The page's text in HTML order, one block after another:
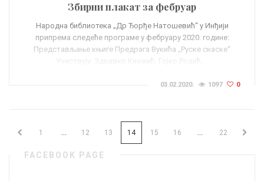
Збирни плакат за фебруар
Народна библиотека „Др Ђорђе Натошевић“ у Инђији
припрема следеће програме у фебруару 2020. године:
Представљање књиге Предрага Вукића „Руске скаске“
Учествују: Здравко Кнежић, Гојко Родић,…
03.02.2020. 1097 0
1 ... 12 13 14 15 16 ... 22
FACEBOOK PAGE